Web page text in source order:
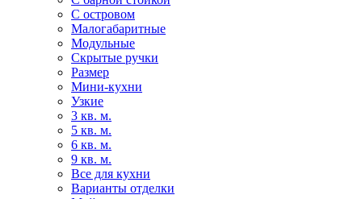
С островом
Малогабаритные
Модульные
Скрытые ручки
Размер
Мини-кухни
Узкие
3 кв. м.
5 кв. м.
6 кв. м.
9 кв. м.
Все для кухни
Варианты отделки